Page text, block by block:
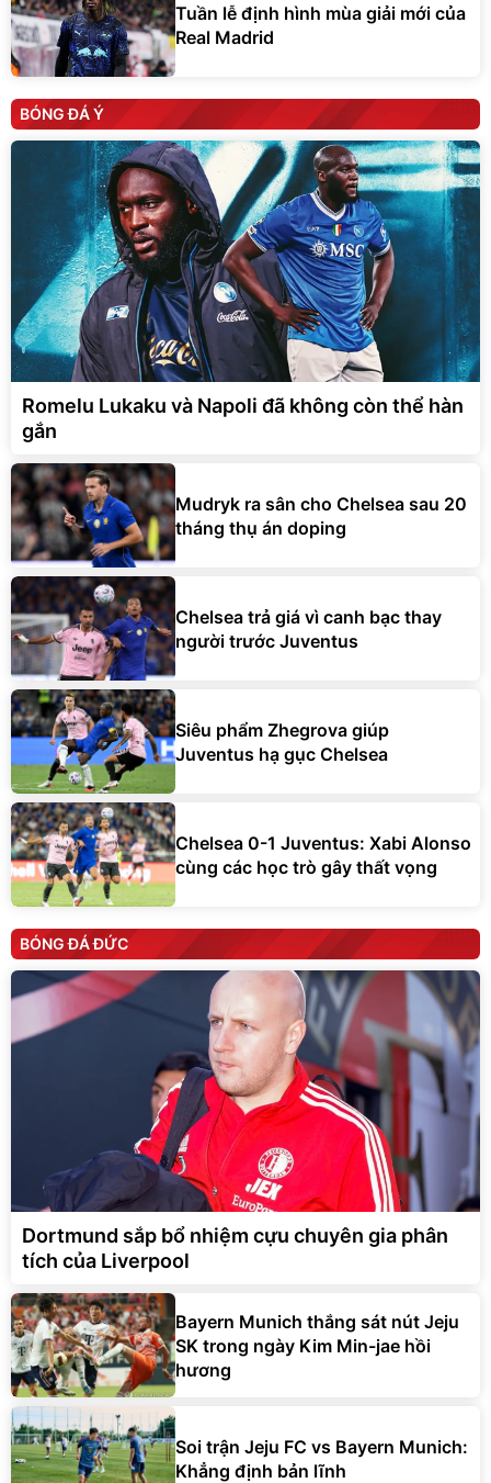
Tuần lễ định hình mùa giải mới của
Real Madrid
BÓNG ĐÁ Ý
Romelu Lukaku và Napoli đã không còn thể hàn
gắn
Mudryk ra sân cho Chelsea sau 20
tháng thụ án doping
Chelsea trả giá vì canh bạc thay
người trước Juventus
Siêu phẩm Zhegrova giúp
Juventus hạ gục Chelsea
Chelsea 0-1 Juventus: Xabi Alonso
cùng các học trò gây thất vọng
BÓNG ĐÁ ĐỨC
Dortmund sắp bổ nhiệm cựu chuyên gia phân
tích của Liverpool
Bayern Munich thắng sát nút Jeju
SK trong ngày Kim Min-jae hồi
hương
Soi trận Jeju FC vs Bayern Munich:
Khẳng định bản lĩnh